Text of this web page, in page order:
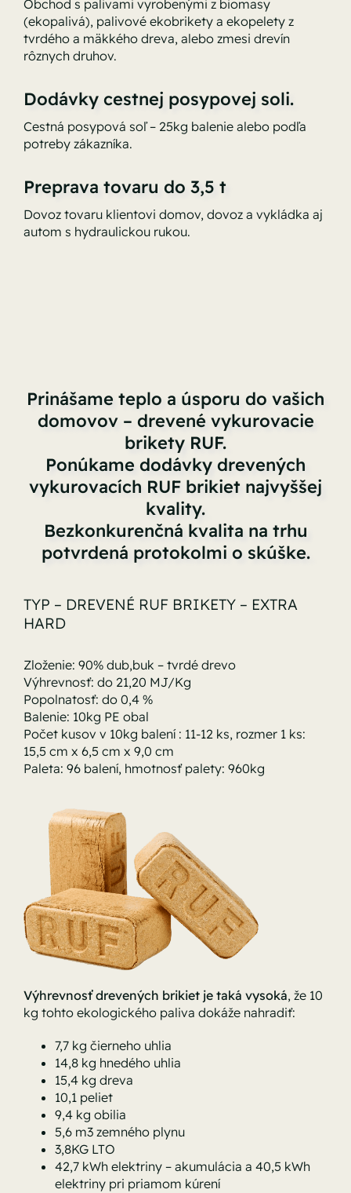
Obchod s palivami vyrobenými z biomasy
(ekopalivá), palivové ekobrikety a ekopelety z
tvrdého a mäkkého dreva, alebo zmesi drevín
rôznych druhov.
Dodávky cestnej posypovej soli.
Cestná posypová soľ – 25kg balenie alebo podľa
potreby zákazníka.
Preprava tovaru do 3,5 t
Dovoz tovaru klientovi domov, dovoz a vykládka aj
autom s hydraulickou rukou.
Prinášame teplo a úsporu do vašich
domovov – drevené vykurovacie
brikety RUF.
Ponúkame dodávky drevených
vykurovacích RUF brikiet najvyššej
kvality.
Bezkonkurenčná kvalita na trhu
potvrdená protokolmi o skúške.
TYP – DREVENÉ RUF BRIKETY – EXTRA
HARD
Zloženie: 90% dub,buk – tvrdé drevo
Výhrevnosť: do 21,20 MJ/Kg
Popolnatosť: do 0,4 %
Balenie: 10kg PE obal
Počet kusov v 10kg balení : 11-12 ks, rozmer 1 ks:
15,5 cm x 6,5 cm x 9,0 cm
Paleta: 96 balení, hmotnosť palety: 960kg
Výhrevnosť drevených brikiet je taká vysoká, že 10
kg tohto ekologického paliva dokáže nahradiť:
7,7 kg čierneho uhlia
14,8 kg hnedého uhlia
15,4 kg dreva
10,1 peliet
9,4 kg obilia
5,6 m3 zemného plynu
3,8KG LTO
42,7 kWh elektriny – akumulácia a 40,5 kWh
elektriny pri priamom kúrení